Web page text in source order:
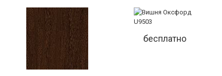
бесплатно